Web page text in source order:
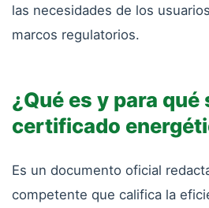
las necesidades de los
marcos regulatorios.
¿Qué es y para qué
certificado
Es un documento oficial
competente que califica la